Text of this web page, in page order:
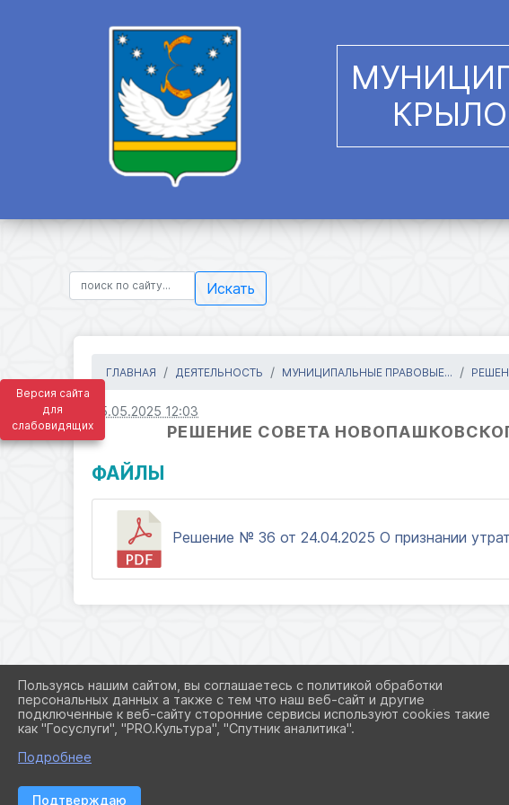
Версия сайта
для
слабовидящих
Искать
ГЛАВНАЯ ДЕЯТЕЛЬНОСТЬ МУНИЦИПАЛЬНЫЕ ПРАВОВЫЕ...
05.05.2025 12:03
РЕШЕНИЕ СОВЕТА
ФАЙЛЫ
Решение № 36 от 24.04.2025 О признании
Пользуясь нашим сайтом, вы соглашаетесь с политикой обработки
персональных данных а также с тем что наш веб-сайт и другие
подключенные к веб-сайту сторонние сервисы используют cookies такие
как "Госуслуги", "PRO.Культура", "Спутник аналитика".
Подробнее
Подтверждаю